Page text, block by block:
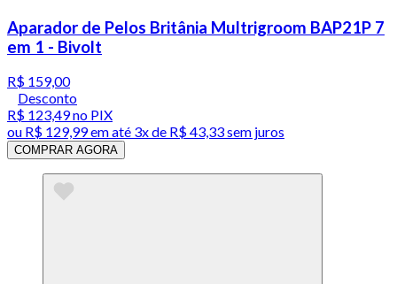
Aparador de Pelos Britânia Multrigroom BAP21P 7
em 1 - Bivolt
R$ 159,00
Desconto
R$ 123,49no PIX
ou R$ 129,99em até 3x de R$ 43,33 sem juros
COMPRAR AGORA